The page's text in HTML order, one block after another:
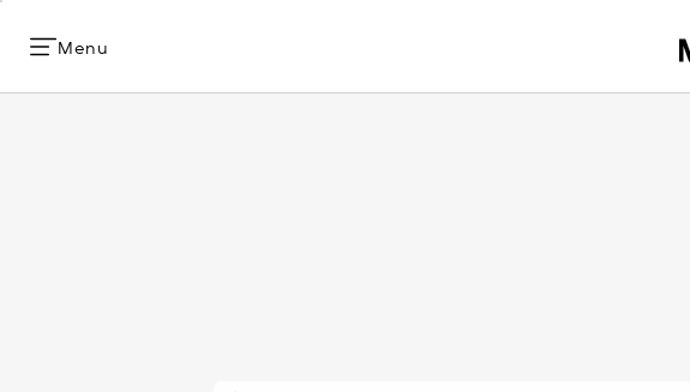
Menu